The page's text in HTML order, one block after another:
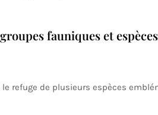
fauniques et
le refuge de plusieurs espèces